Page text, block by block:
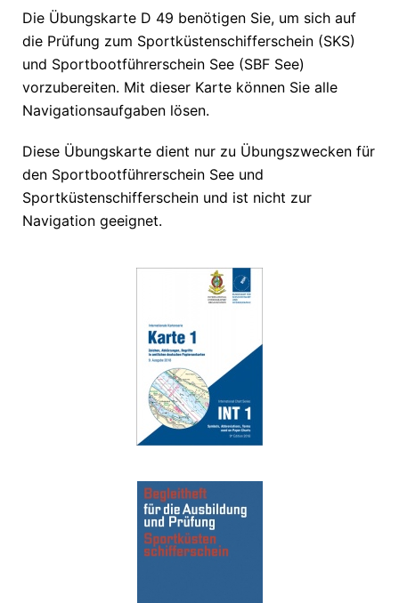
Die Übungskarte D 49 benötigen Sie, um sich auf
die Prüfung zum Sportküstenschifferschein (SKS)
und Sportbootführerschein See (SBF See)
vorzubereiten. Mit dieser Karte können Sie alle
Navigationsaufgaben lösen.
Diese Übungskarte dient nur zu Übungszwecken für
den Sportbootführerschein See und
Sportküstenschifferschein und ist nicht zur
Navigation geeignet.